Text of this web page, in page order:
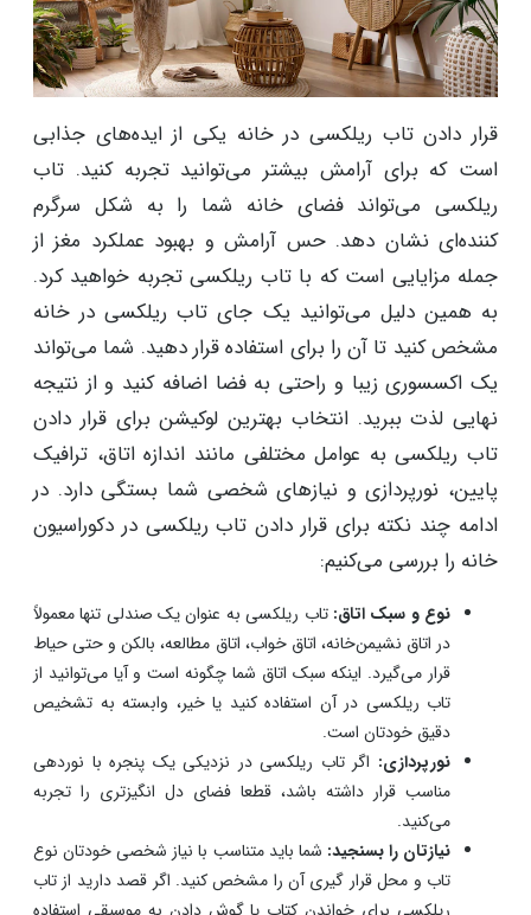
قرار دادن تاب ریلکسی در خانه یکی از ایده‌های جذابی
است که برای آرامش بیشتر می‌توانید تجربه کنید. تاب
ریلکسی می‌تواند فضای خانه شما را به شکل سرگرم
کننده‌ای نشان دهد. حس آرامش و بهبود عملکرد مغز از
جمله مزایایی است که با تاب ریلکسی تجربه خواهید کرد.
به همین دلیل می‌توانید یک جای تاب ریلکسی در خانه
مشخص کنید تا آن را برای استفاده قرار دهید. شما می‌تواند
یک اکسسوری زیبا و راحتی به فضا اضافه کنید و از نتیجه
نهایی لذت ببرید. انتخاب بهترین لوکیشن برای قرار دادن
تاب ریلکسی به عوامل مختلفی مانند اندازه اتاق، ترافیک
پایین، نورپردازی و نیازهای شخصی شما بستگی دارد. در
ادامه چند نکته برای قرار دادن تاب ریلکسی در دکوراسیون
خانه را بررسی می‌کنیم:
نوع و سبک اتاق:تاب ریلکسی به عنوان یک صندلی تنها معمولاً
در اتاق نشیمن‌خانه، اتاق خواب، اتاق مطالعه، بالکن و حتی حیاط
قرار می‌گیرد. اینکه سبک اتاق شما چگونه است و آیا می‌توانید از
تاب ریلکسی در آن استفاده کنید یا خیر، وابسته به تشخیص
دقیق خودتان است.
نورپردازی:اگر تاب ریلکسی در نزدیکی یک پنجره با نوردهی
مناسب قرار داشته باشد، قطعا فضای دل انگیزتری را تجربه
می‌کنید.
نیازتان را بسنجید:شما باید متناسب با نیاز شخصی خودتان نوع
تاب و محل قرار گیری آن را مشخص کنید. اگر قصد دارید از تاب